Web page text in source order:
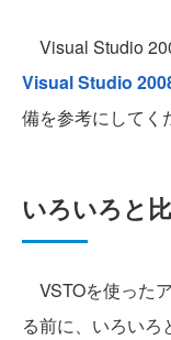
Visual Studio
Visual Studio
備を参考にしてく
いろいろと
VSTOを使った
る前に、いろいろ